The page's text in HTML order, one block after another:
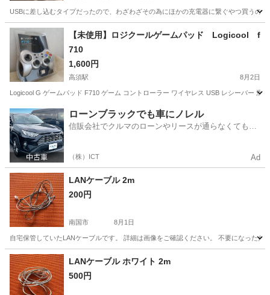
USBに差し込むタイプだったので、わざわざその為にほかの充電器に繋ぐやつ買うの
高知 高知市 知寄町二丁目駅 パソコン
【未使用】ロジクールゲームパッド Logicool f
710
1,600円
高須駅 8月2日
Logicool G ゲームパッド F710 ゲーム コントローラー ワイヤレス USB レシーバー
高知 高知市 高須駅 周辺機器
ローンブラックでも車にノレル
信販会社でクルマのローンやリースが通らなくてもク
（株）ICT Ad
LANケーブル 2m
200円
南国市 8月1日
自宅保管していたLANケーブルです。 詳細は画像をご確認ください。 不要になったた
高知 南国市 周辺機器 LANケーブル
LANケーブル ホワイト 2m
500円